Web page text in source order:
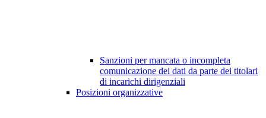
Sanzioni per mancata o incompleta
comunicazione dei dati da parte dei titolari
di incarichi dirigenziali
Posizioni organizzative